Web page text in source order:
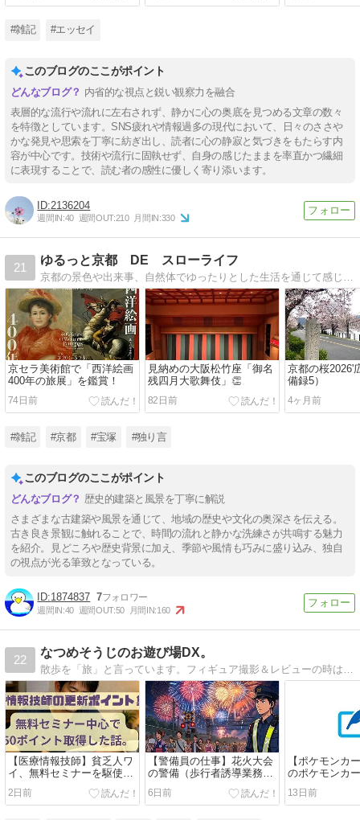
#雑記 #エッセイ
このブログのここがポイント
内省的な視点と鋭い観察力を融合
表層的な流行や流れに左右されず、静かに心の奥底を見つめる文章の数々
を特徴としています。SNS疲れや情報過多の現代において、日々のささや
かな発見や思索を丁寧に紡ぎ出し、読者に心の静寂と気づきをもたらす内
容が中心です。技術や流行に固執せず、自身の感じたままを率直かつ繊細
に表現することで、読む者の感性に優しく寄り添います。
2136204
週間IN:40 週間OUT:210 月間IN:330
21
ゆるっと京都 DE スローライフ
京都の景色や出来事、自然体でゆったりとした生活を通じて感じたことなどについて書いている雑記ブログです。
京セラ美術館で「西洋絵画
400年の旅展」を鑑賞！
74日前
見納めの大阪松竹座「御名
残四月大歌舞伎」👏
82日前
京都の桜2026'
備録5）
4ヶ月前
#雑記 #京都 #宝塚 #独り言
このブログのここがポイント
歴史的建築と風景を丁寧に解説
さまざまな古建築や風景を通じて、地域の歴史や文化の奥深さを伝える。
古き良き景観に触れることで、時間の流れと静かな洗練さが共鳴する魅力
を紹介。見どころや歴史背景に加え、季節や風情も巧みに盛り込み、独自
の視点が光る筆致となっている。
1874837 7
週間IN:40 週間OUT:50 月間IN:160
22
なつめそうじのお遊び場DX。
散歩を「旅」と言っています。フィギュア撮影＆レビューの時は記事のテンションが高めです。最近は神社やお寺を撮影しています。ちょー楽しい。「夏目 宗侍（なつめ そうじ）」と申します。前世はネコです。雑多なブログだよ。
【医療情報技師】貧乏人ワ
イ、無料セミナーを駆使し
て医療情報技師の更新ポイ
ント50ポイントを取得｜17
2日前
【警備員の仕事】花火大会
の警備（歩行者誘導業務）
はどんなことをやっている
のか？花火は観れるのか？
6日前
【ポケモンカ
のポケモンカ
ラストが面白
真を撮ってき
13日前